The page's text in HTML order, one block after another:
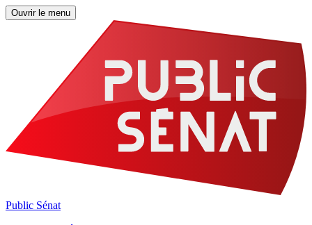
Ouvrir le menu
Public Sénat